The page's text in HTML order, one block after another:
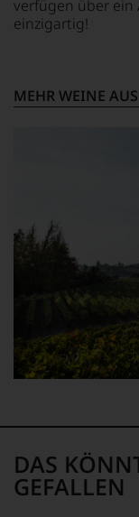
verfügen über ein
einzigartig!
MEHR WEINE
DAS
GEFALLEN